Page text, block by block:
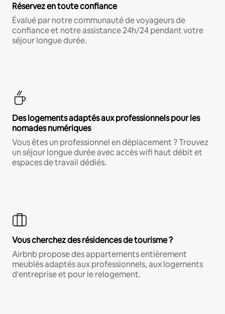
Réservez en toute confiance
Évalué par notre communauté de voyageurs de
confiance et notre assistance 24h/24 pendant votre
séjour longue durée.
Des logements adaptés aux professionnels pour les
nomades numériques
Vous êtes un professionnel en déplacement ? Trouvez
un séjour longue durée avec accès wifi haut débit et
espaces de travail dédiés.
Vous cherchez des résidences de tourisme ?
Airbnb propose des appartements entièrement
meublés adaptés aux professionnels, aux logements
d'entreprise et pour le relogement.